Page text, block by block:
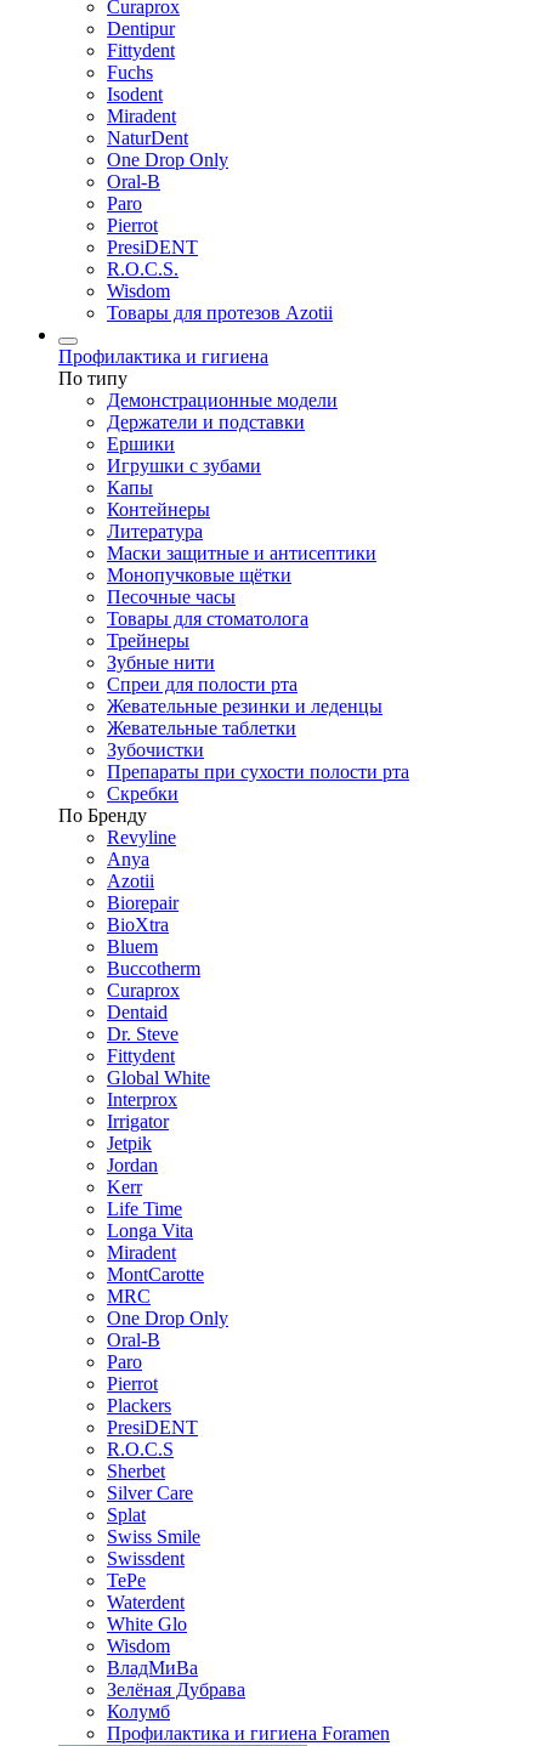
Curaprox
Dentipur
Fittydent
Fuchs
Isodent
Miradent
NaturDent
One Drop Only
Oral-B
Paro
Pierrot
PresiDENT
R.O.C.S.
Wisdom
Товары для протезов Azotii
Профилактика и гигиена
По типу
Демонстрационные модели
Держатели и подставки
Ершики
Игрушки с зубами
Капы
Контейнеры
Литература
Маски защитные и антисептики
Монопучковые щётки
Песочные часы
Товары для стоматолога
Трейнеры
Зубные нити
Спреи для полости рта
Жевательные резинки и леденцы
Жевательные таблетки
Зубочистки
Препараты при сухости полости рта
Скребки
По Бренду
Revyline
Anya
Azotii
Biorepair
BioXtra
Bluem
Buccotherm
Curaprox
Dentaid
Dr. Steve
Fittydent
Global White
Interprox
Irrigator
Jetpik
Jordan
Kerr
Life Time
Longa Vita
Miradent
MontCarotte
MRC
One Drop Only
Oral-B
Paro
Pierrot
Plackers
PresiDENT
R.O.C.S
Sherbet
Silver Care
Splat
Swiss Smile
Swissdent
TePe
Waterdent
White Glo
Wisdom
ВладМиВа
Зелёная Дубрава
Колумб
Профилактика и гигиена Foramen